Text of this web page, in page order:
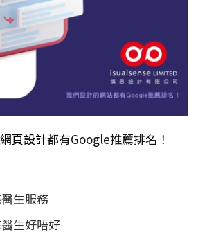
網頁設計都有Google推薦排名！
生服務
生好唔好